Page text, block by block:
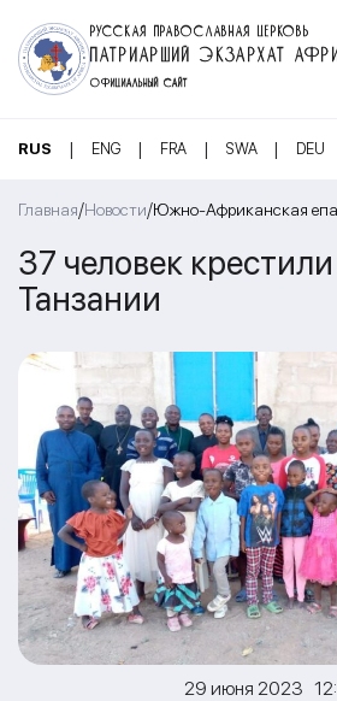
РУССКАЯ ПРАВОСЛАВНАЯ ЦЕРКОВЬ
ПАТРИАРШИЙ ЭКЗАРХАТ
ОФИЦИАЛЬНЫЙ САЙТ
RUS | ENG | FRA | SWA | DEU
Главная/Новости/Южно-Африканская
37 человек
Танзании
29 июня 2023